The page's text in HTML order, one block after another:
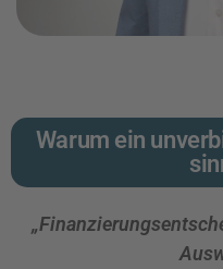
Warum ein